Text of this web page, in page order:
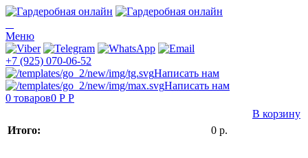
Меню
+7 (925) 070-06-52
Написать нам
Написать нам
0 товаров0 Р Р
В корзину
Итого:
0 р.